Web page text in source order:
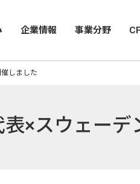
企業情報 事業分野
しました
×スウェーデ